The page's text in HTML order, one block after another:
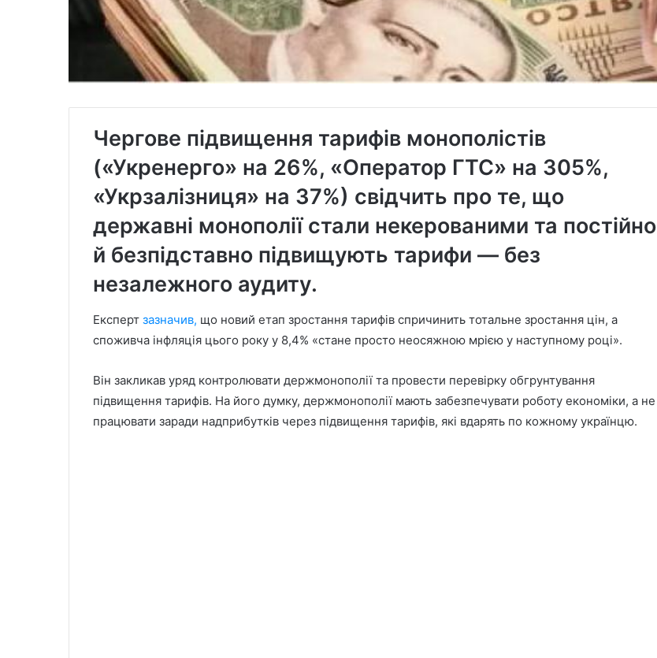
Чергове підвищення тарифів монополістів
(«Укренерго» на 26%, «Оператор ГТС» на 305%,
«Укрзалізниця» на 37%) свідчить про те, що
державні монополії стали некерованими та постійно
й безпідставно підвищують тарифи — без
незалежного аудиту.
Експерт зазначив, що новий етап зростання тарифів спричинить тотальне зростання цін, а
споживча інфляція цього року у 8,4% «стане просто неосяжною мрією у наступному році».
Він закликав уряд контролювати держмонополії та провести перевірку обгрунтування
підвищення тарифів. На його думку, держмонополії мають забезпечувати роботу економіки, а не
працювати заради надприбутків через підвищення тарифів, які вдарять по кожному українцю.